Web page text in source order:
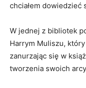
chciałem dowiedzieć
W jednej z bibliotek
Harrym ‌Muliszu,⁤
zanurzając się w
tworzenia ​swoich